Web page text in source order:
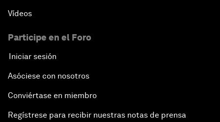
Vídeos
Participe en el Foro
Iniciar sesión
Asóciese con nosotros
Conviértase en miembro
Regístrese para recibir nuestras notas de prensa